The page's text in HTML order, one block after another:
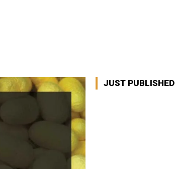
JUST PUBLISHED